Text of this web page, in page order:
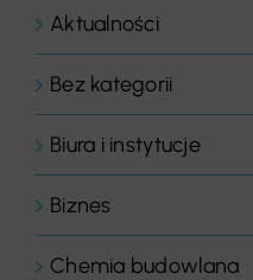
Aktualności
Bez kategorii
Biura i instytucje
Biznes
Chemia budowlana